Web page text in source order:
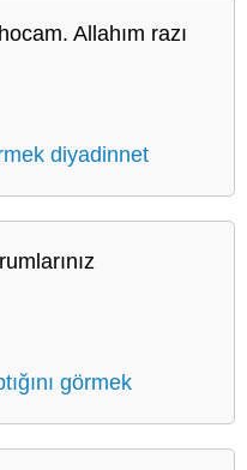
Allahım razı
diyadinnet
görmek